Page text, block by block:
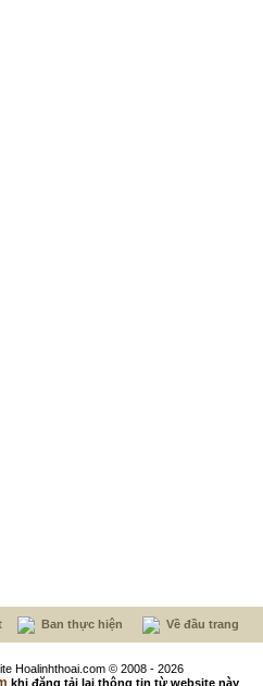
Ban thực hiện Về đầu trang
Hoalinhthoai.com © 2008 - 2026
khi đăng tải lại thông tin từ website này